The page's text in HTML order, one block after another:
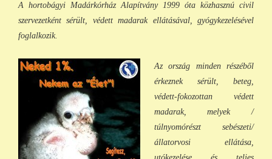
A hortobágyi Madárkórház Alapítvány 1999 óta közhasznú civil
szervezetként sérült, védett madarak ellátásával, gyógykezelésével
foglalkozik.
Az ország minden részéből
érkeznek sérült, beteg,
védett-fokozottan védett
madarak, melyek /
túlnyomórészt sebészeti/
állatorvosi ellátása,